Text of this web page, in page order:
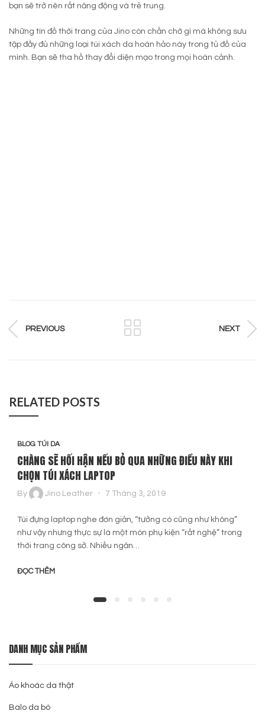
bạn sẽ trở nên rất năng động và trẻ trung.
Những tín đồ thời trang của Jino còn chần chờ gì mà không sưu
tập đầy đủ những loại túi xách da hoàn hảo này trong tủ đồ của
mình. Bạn sẽ tha hồ thay đổi diện mạo trong mọi hoàn cảnh.
PREVIOUS NEXT
RELATED POSTS
BLOG TÚI DA
CHÀNG SẼ HỐI HẬN NẾU BỎ QUA NHỮNG ĐIỀU NÀY KHI
CHỌN TÚI XÁCH LAPTOP
By Jino Leather 7 Tháng 3, 2019
Túi đựng laptop nghe đơn giản, “tưởng có cũng như không”
như vậy nhưng thực sự là một món phụ kiện “rất nghệ” trong
thời trang công sở. Nhiều ngăn…
ĐỌC THÊM
DANH MỤC SẢN PHẨM
Áo khoác da thật
Balo da bò